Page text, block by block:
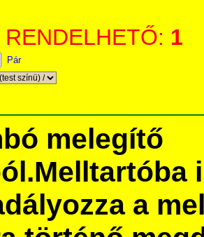
1
Pár
melegítő
a